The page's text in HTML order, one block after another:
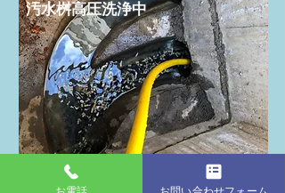
​汚水桝高圧洗浄中
お電話 お問い合わせフォーム